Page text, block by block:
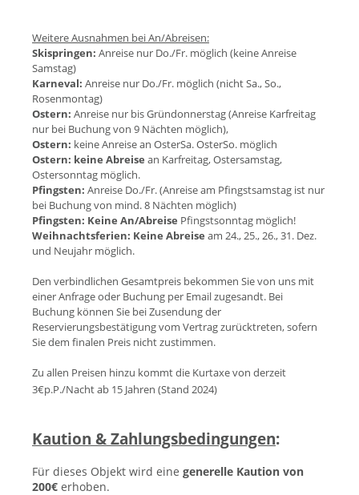
Weitere Ausnahmen bei An/Abreisen:
Skispringen: Anreise nur Do./Fr. möglich (keine Anreise
Samstag)
Karneval: Anreise nur Do./Fr. möglich (nicht Sa., So.,
Rosenmontag)
Ostern: Anreise nur bis Gründonnerstag (Anreise Karfreitag
nur bei Buchung von 9 Nächten möglich),
Ostern: keine Anreise an OsterSa. OsterSo. möglich
Ostern: keine Abreise an Karfreitag, Ostersamstag,
Ostersonntag möglich.
Pfingsten: Anreise Do./Fr. (Anreise am Pfingstsamstag ist nur
bei Buchung von mind. 8 Nächten möglich)
Pfingsten: Keine An/Abreise Pfingstsonntag möglich!
Weihnachtsferien: Keine Abreise am 24., 25., 26., 31. Dez.
und Neujahr möglich.
Den verbindlichen Gesamtpreis bekommen Sie von uns mit
einer Anfrage oder Buchung per Email zugesandt. Bei
Buchung können Sie bei Zusendung der
Reservierungsbestätigung vom Vertrag zurücktreten, sofern
Sie dem finalen Preis nicht zustimmen.
Zu allen Preisen hinzu kommt die Kurtaxe von derzeit
3€p.P./Nacht ab 15 Jahren (Stand 2024)
Kaution & Zahlungsbedingungen:
Für dieses Objekt wird eine generelle Kaution von
200€ erhoben.